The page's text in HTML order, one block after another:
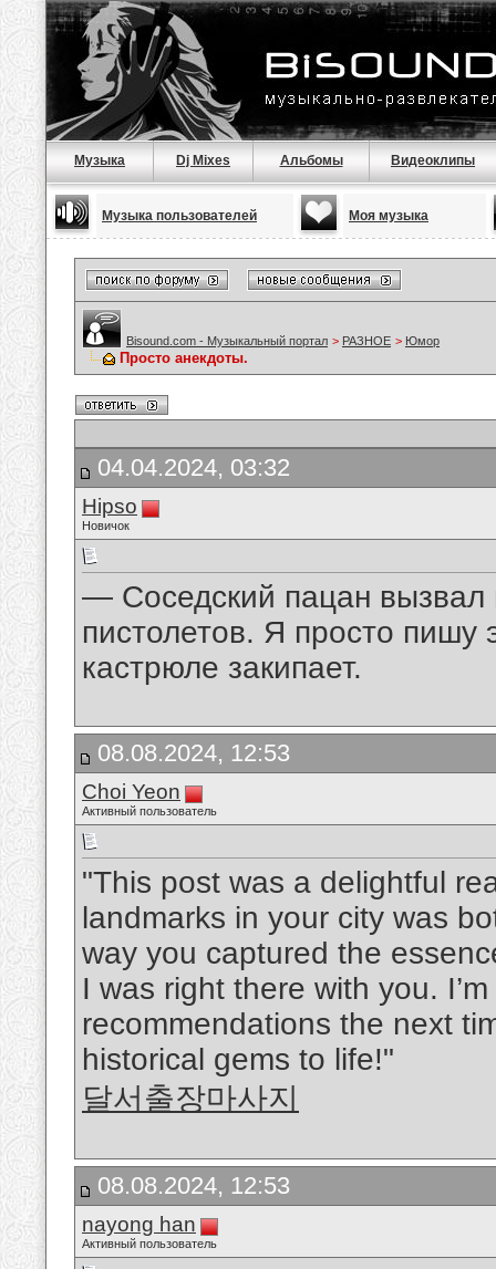
Музыка Dj Mixes Альбомы Видеоклипы
Музыка пользователей Моя музыка
Bisound.com - Музыкальный портал > РАЗНОЕ > Юмор
Просто анекдоты.
04.04.2024, 03:32
Hipso
Новичок
— Соседский пацан вызвал
пистолетов. Я просто пишу
кастрюле закипает.
08.08.2024, 12:53
Choi Yeon
Активный пользователь
"This post was a delightful
landmarks in your city was
way you captured the
I was right there with you.
recommendations the next
historical gems to life!"
달서출장마사지
08.08.2024, 12:53
nayong han
Активный пользователь